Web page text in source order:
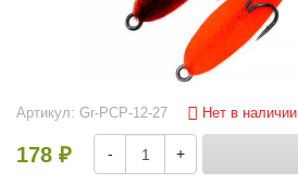
Артикул: Gr-PCP-12-27 Нет в наличии
178 ₽ - +